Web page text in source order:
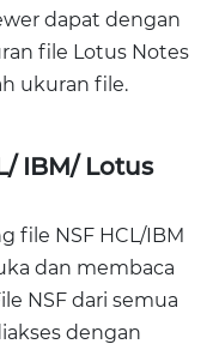
dapat dengan
file Lotus Notes
ukuran file.
IBM/ Lotus
file NSF HCL/IBM
dan membaca
NSF dari semua
dengan